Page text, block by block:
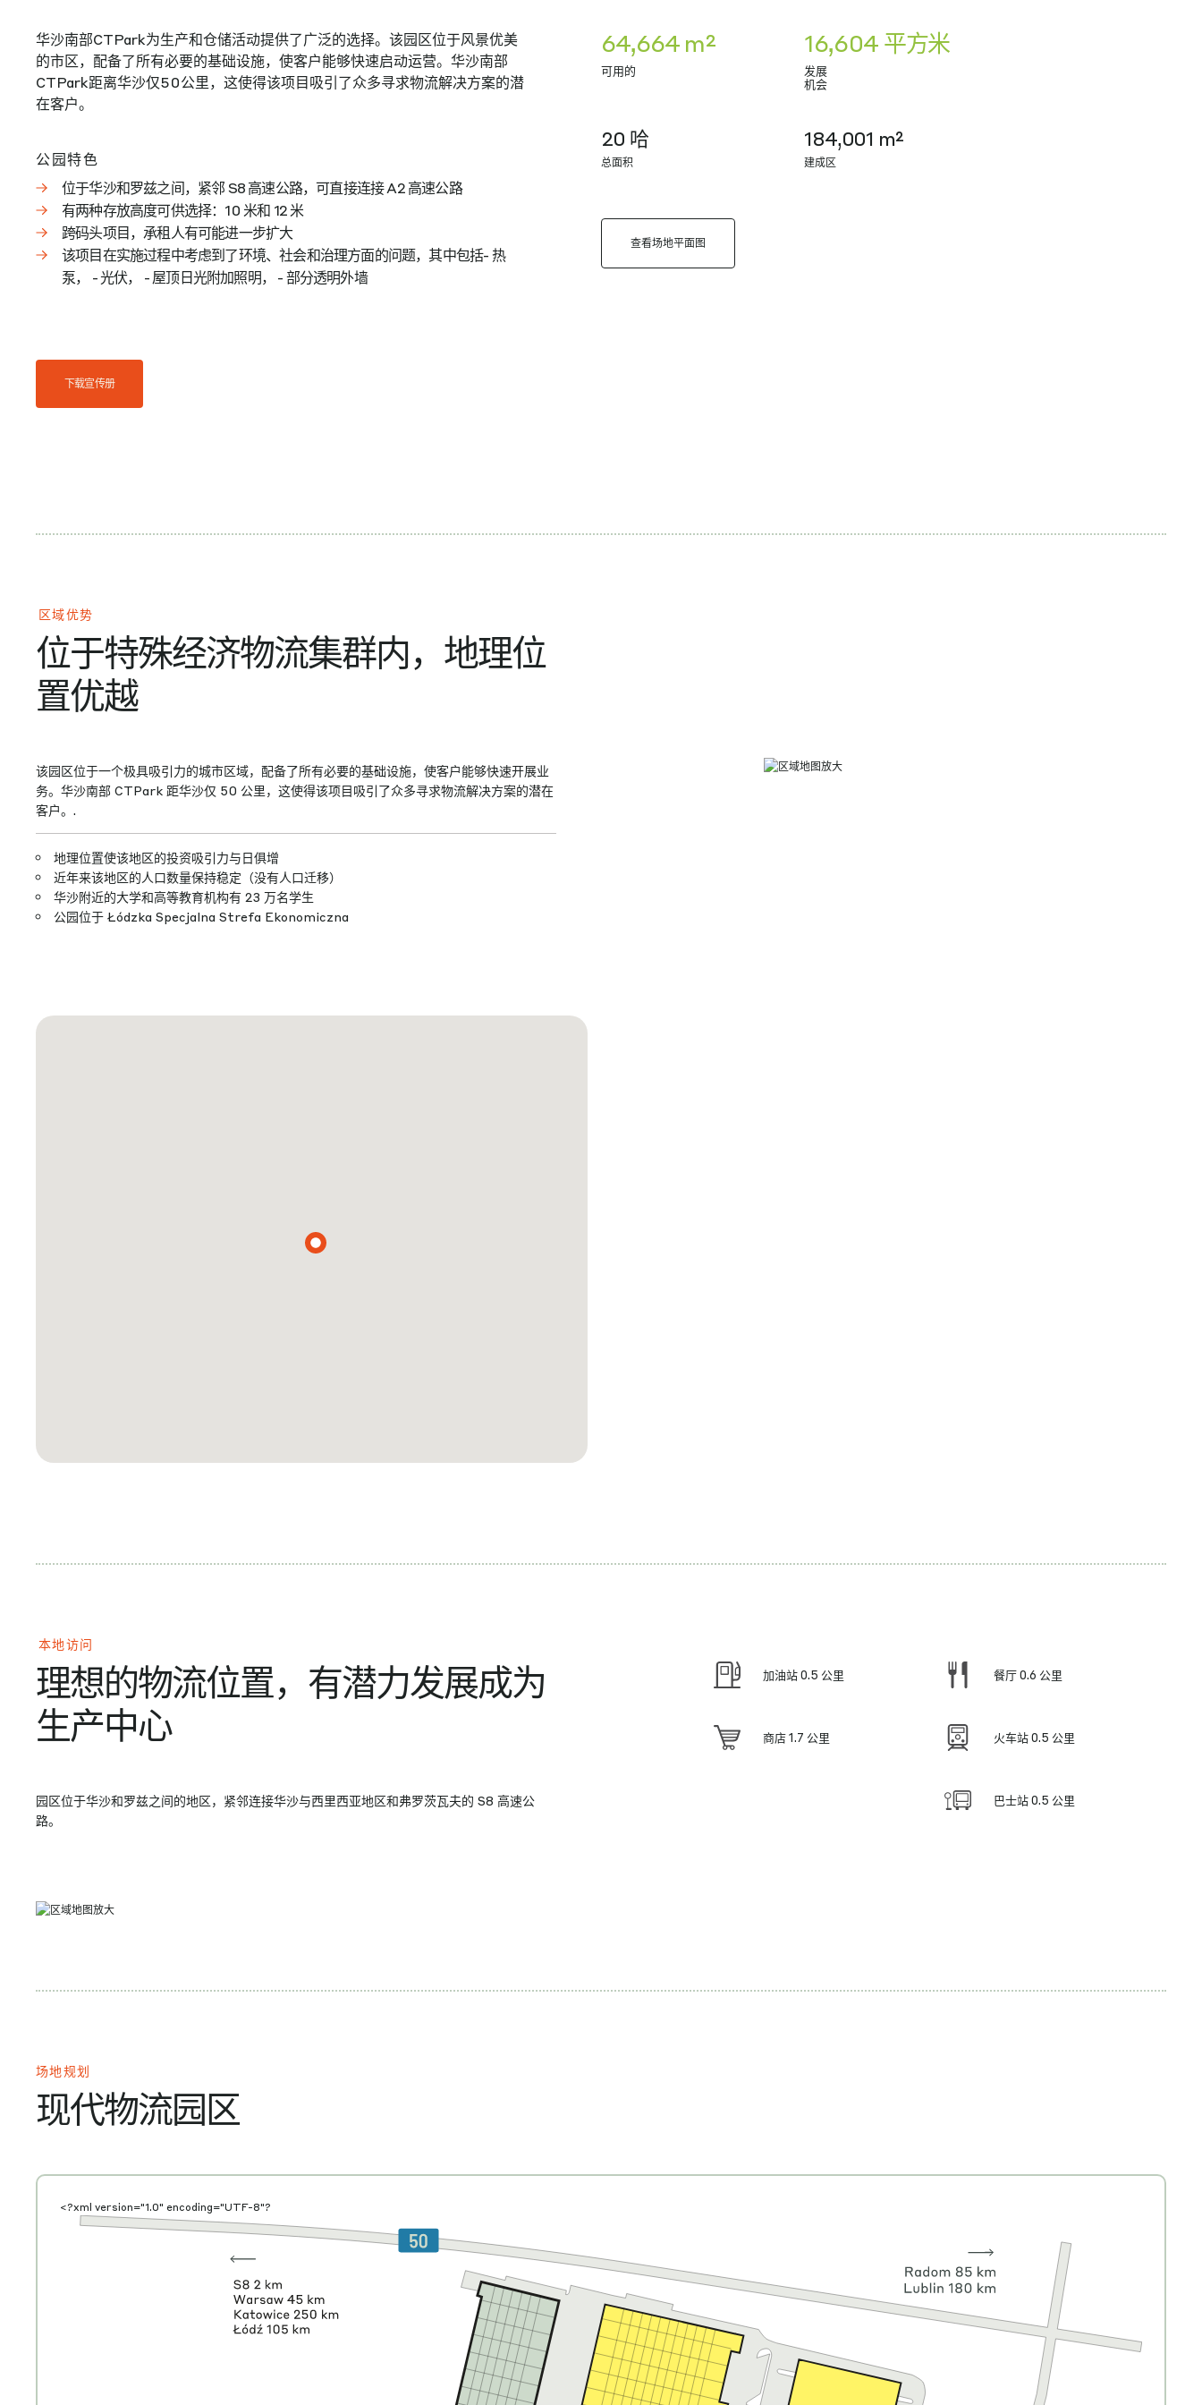
华沙南部CTPark为生产和仓储活动提供了广泛的选择。该园区位于风景优美
的市区，配备了所有必要的基础设施，使客户能够快速启动运营。华沙南部
CTPark距离华沙仅50公里，这使得该项目吸引了众多寻求物流解决方案的潜
在客户。
公园特色
位于华沙和罗兹之间，紧邻 S8 高速公路，可直接连接 A2 高速公路
有两种存放高度可供选择：10 米和 12 米
跨码头项目，承租人有可能进一步扩大
该项目在实施过程中考虑到了环境、社会和治理方面的问题，其中包括- 热
泵， - 光伏， - 屋顶日光附加照明， - 部分透明外墙
下载宣传册
64,664 m²
可用的
16,604 平方米
发展
机会
20 哈
总面积
184,001 m²
建成区
查看场地平面图
区域优势
位于特殊经济物流集群内，地理位
置优越
该园区位于一个极具吸引力的城市区域，配备了所有必要的基础设施，使客户能够快速开展业
务。华沙南部 CTPark 距华沙仅 50 公里，这使得该项目吸引了众多寻求物流解决方案的潜在
客户。.
地理位置使该地区的投资吸引力与日俱增
近年来该地区的人口数量保持稳定（没有人口迁移）
华沙附近的大学和高等教育机构有 23 万名学生
公园位于 Łódzka Specjalna Strefa Ekonomiczna
本地访问
理想的物流位置，有潜力发展成为
生产中心
园区位于华沙和罗兹之间的地区，紧邻连接华沙与西里西亚地区和弗罗茨瓦夫的 S8 高速公
路。
加油站 0.5 公里 餐厅 0.6 公里
商店 1.7 公里 火车站 0.5 公里
巴士站 0.5 公里
场地规划
现代物流园区
<?xml version="1.0" encoding="UTF-8"?